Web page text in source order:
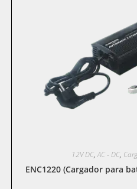
12V DC,AC - DC,
ENC1220 (Cargador para